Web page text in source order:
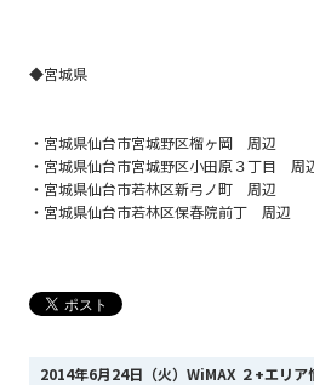
◆宮城県
・宮城県仙台市宮城野区榴ヶ岡 周辺
・宮城県仙台市宮城野区小田原３丁目 周
・宮城県仙台市若林区新弓ノ町 周辺
・宮城県仙台市若林区保春院前丁 周辺
2014年6月24日（火）WiMAX ２+エリア